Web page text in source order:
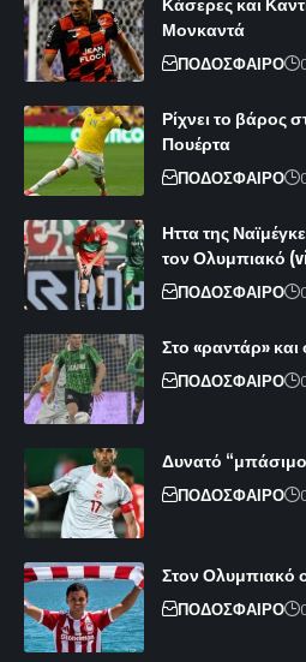
Κάσερες και
Μονκαντά
ΠΟΔΟΣΦΑΙΡΟ
Ρίχνει το βάρος
Πουέρτα
ΠΟΔΟΣΦΑΙΡΟ
Ηττα της
τον Ολυμπιακό
ΠΟΔΟΣΦΑΙΡΟ
Στο «ραντάρ» και
ΠΟΔΟΣΦΑΙΡΟ
Δυνατό
ΠΟΔΟΣΦΑΙΡΟ
Στον Ολυμπιακό
ΠΟΔΟΣΦΑΙΡΟ